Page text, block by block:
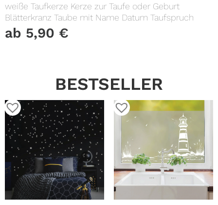
weiße Taufkerze Kerze zur Taufe oder Geburt
Blätterkranz Taube mit Name Datum Taufspruch
ab 5,90 €
BESTSELLER